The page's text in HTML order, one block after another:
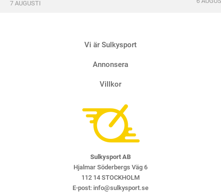
7 AUGUSTI
Vi är Sulkysport
Annonsera
Villkor
Sulkysport AB
Hjalmar Söderbergs Väg 6
112 14 STOCKHOLM
E-post: info@sulkysport.se